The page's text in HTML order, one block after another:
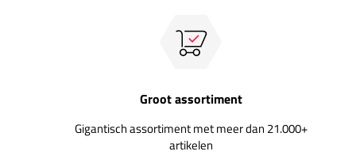
Groot assortiment
Gigantisch assortiment met meer dan 21.000+
artikelen